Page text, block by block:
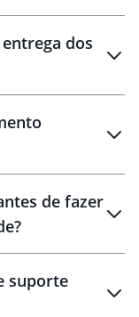
dos
48 horas
de fazer
suporte